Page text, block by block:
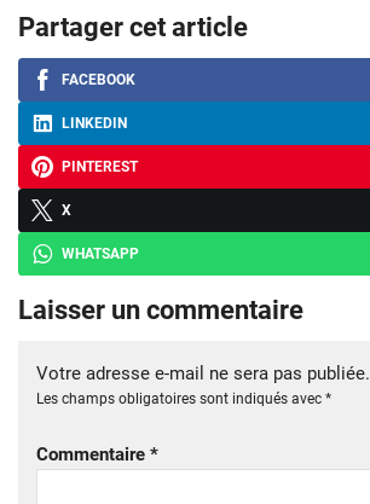
Partager cet article
FACEBOOK
LINKEDIN
PINTEREST
X
WHATSAPP
Laisser un commentaire
Votre adresse e-mail ne sera pas publiée.
Les champs obligatoires sont indiqués avec *
Commentaire *